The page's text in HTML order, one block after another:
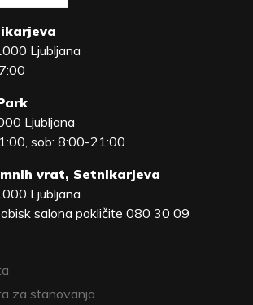
Ljubljana
Ljubljana
sob: 8:00-21:00
vrat, Setnikarjeva
Ljubljana
salona pokličite 080 30 09
za stanovanja